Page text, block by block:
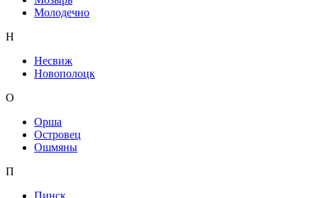
Молодечно
Н
Несвиж
Новополоцк
О
Орша
Островец
Ошмяны
П
Пинск